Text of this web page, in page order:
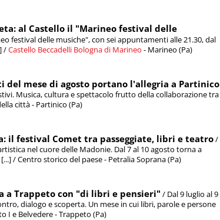
al Castello il "Marineo festival delle
festival delle musiche", con sei appuntamenti alle 21.30, dal
/Castello Beccadelli Bologna di Marineo - Marineo (Pa)
del mese di agosto portano l'allegria a Partinico
Musica, cultura e spettacolo frutto della collaborazione tra
città - Partinico (Pa)
il festival Comet tra passeggiate, libri e teatro/
nel cuore delle Madonie. Dal 7 al 10 agosto torna a
/ Centro storico del paese - Petralia Soprana (Pa)
a Trappeto con "di libri e pensieri" / Dal 9 luglio al 9
dialogo e scoperta. Un mese in cui libri, parole e persone
I e Belvedere - Trappeto (Pa)